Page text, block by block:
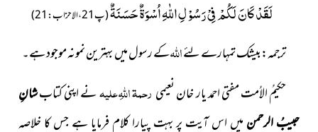
لَقَدْ كَانَ لَكُمْ فِیْ رَسُوْلِ اللّٰهِ اُسْوَةٌ حَسَنَةٌ(پ21، الاحزاب: 21)
ترجمہ:بیشک تمہارے لئےاللہکے رسول میں بہترین نمونہ موجود ہے۔
حکیمُ الاُمت مفتی احمد یار خان نعیمیرحمۃ اللہِ علیہنے اپنی کتابشانِ
حبیبُ الرحمن میں اس آیت پر بہت پیارا کلام فرمایا ہے جس کا خلاصہ